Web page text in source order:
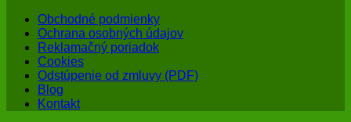
Obchodné podmienky
Ochrana osobných údajov
Reklamačný poriadok
Cookies
Odstúpenie od zmluvy (PDF)
Blog
Kontakt